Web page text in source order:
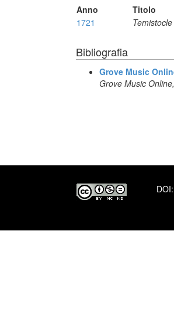
Anno Titolo
1721
Temistocle
Bibliografia
Grove Music
Grove Music Online,
DOI: